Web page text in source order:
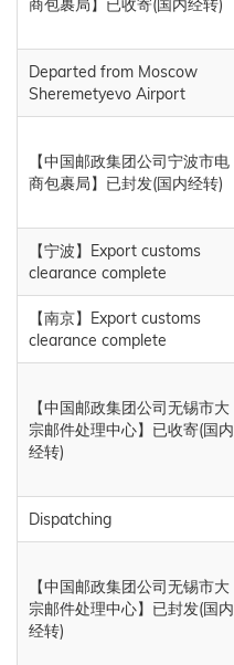
商包裹局】已收寄(国内经转)
Departed from Moscow
Sheremetyevo Airport
【中国邮政集团公司宁波市电
商包裹局】已封发(国内经转)
【宁波】Export customs
clearance complete
【南京】Export customs
clearance complete
【中国邮政集团公司无锡市大
宗邮件处理中心】已收寄(国内
经转)
Dispatching
【中国邮政集团公司无锡市大
宗邮件处理中心】已封发(国内
经转)